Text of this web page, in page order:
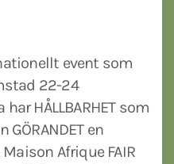
event som
22-24
HÅLLBARHET som
en
Afrique FAIR